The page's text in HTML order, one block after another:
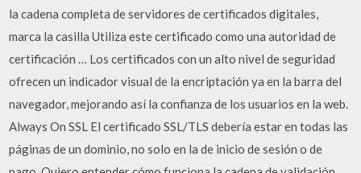
la cadena completa de servidores de certificados digitales,
marca la casilla Utiliza este certificado como una autoridad de
certificación … Los certificados con un alto nivel de seguridad
ofrecen un indicador visual de la encriptación ya en la barra del
navegador, mejorando así la confianza de los usuarios en la web.
Always On SSL El certificado SSL/TLS debería estar en todas las
páginas de un dominio, no solo en la de inicio de sesión o de